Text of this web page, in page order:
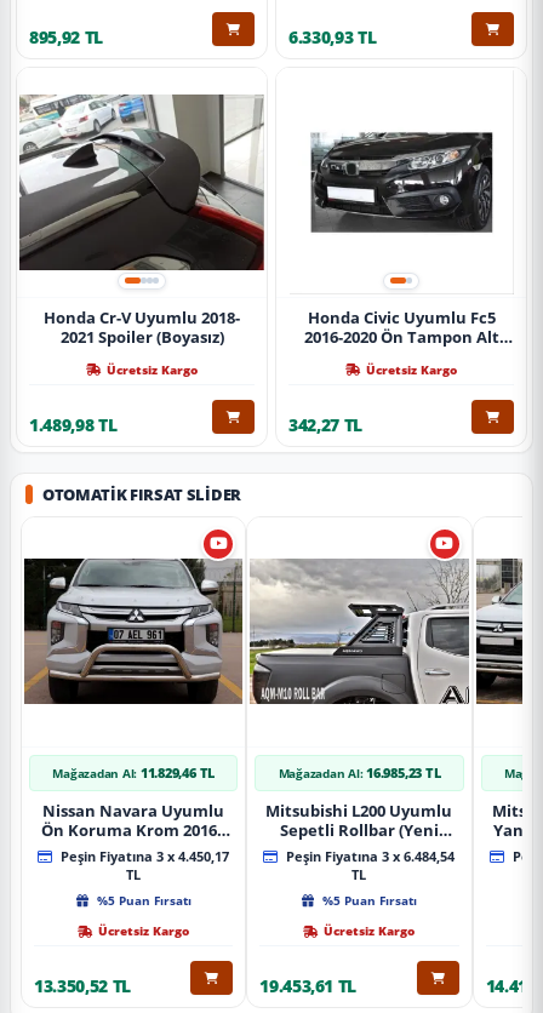
895,92 TL 6.330,93 TL
Honda Cr-V Uyumlu 2018-
2021 Spoiler (Boyasız)
Ücretsiz Kargo
1.489,98 TL
Honda Civic Uyumlu Fc5
2016-2020 Ön Tampon Alt
Ücretsiz Kargo
342,27 TL
OTOMATIK FIRSAT SLIDER
Mağazadan Al: 11.829,46 TL
Nissan Navara Uyumlu
Ön Koruma Krom 2016+
Pst14 Parça
Peşin Fiyatına 3 x 4.450,17
TL
%5 Puan Fırsatı
Ücretsiz Kargo
13.350,52 TL
Mağazadan Al: 16.985,23 TL
Mitsubishi L200 Uyumlu
Sepetli Rollbar (Yeni
Nesil Sepetli Roll Bar
Aqm-M10)
Peşin Fiyatına 3 x 6.484,54
TL
%5 Puan Fırsatı
Ücretsiz Kargo
19.453,61 TL
Yan